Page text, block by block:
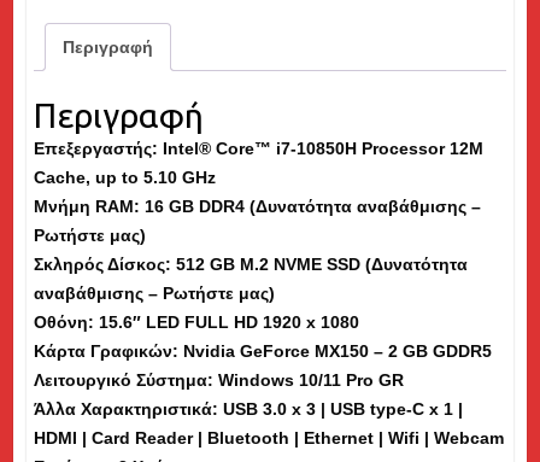
RAM,
512GB
SSD,
15.6"
-
Εκθεσιακό
(dm)
ποσότητα
Περιγραφή
Περιγραφή
Επεξεργαστής: Intel® Core™ i7-10850H Processor 12M
Cache, up to 5.10 GHz
Μνήμη RAM: 16 GB DDR4 (Δυνατότητα αναβάθμισης –
Ρωτήστε μας)
Σκληρός Δίσκος: 512 GB M.2 NVME SSD (Δυνατότητα
αναβάθμισης – Ρωτήστε μας)
Οθόνη: 15.6″ LED FULL HD 1920 x 1080
Κάρτα Γραφικών: Nvidia GeForce MX150 – 2 GB GDDR5
Λειτουργικό Σύστημα: Windows 10/11 Pro GR
Άλλα Χαρακτηριστικά: USB 3.0 x 3 | USB type-C x 1 |
HDMI | Card Reader | Bluetooth | Ethernet | Wifi | Webcam